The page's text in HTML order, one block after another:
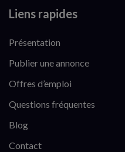
Liens rapides
Présentation
Publier une annonce
Offres d’emploi
Questions fréquentes
Blog
Contact